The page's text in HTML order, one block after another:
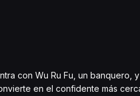
con Wu Ru Fu, un banquero, y
en el confidente más